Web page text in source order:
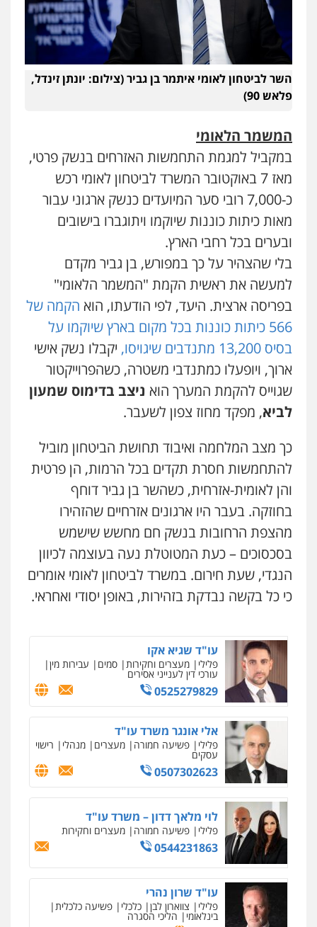
השר לביטחון לאומי איתמר בן גביר (צילום: יונתן זינדל,
פלאש 90)
המשמר הלאומי
במקביל למגמת התחמשות האזרחים בנשק פרטי,
מאז 7 באוקטובר המשרד לביטחון לאומי רכש
כ-7,000 רובי סער המיועדים כנשק ארגוני עבור
מאות כיתות כוננות שיוקמו ויתוגברו בישובים
ובערים בכל רחבי הארץ.
בלי שהצהיר על כך במפורש, בן גביר מקדם
למעשה את ראשית הקמת "המשמר הלאומי"
בפריסה ארצית. היעד, לפי הודעתו, הוא הקמה של
566 כיתות כוננות בכל מקום בארץ שיוקמו על
בסיס 13,200 מתנדבים שיגויסו,
יקבלו נשק אישי
ארוך, ויופעלו כמתנדבי משטרה, כשהפרוייקטור
שגוייס להקמת המערך הוא ניצב בדימוס שמעון
לביא, מפקד מחוז צפון לשעבר.
כך מצב המלחמה ואיבוד תחושת הביטחון מוביל
להתחמשות חסרת תקדים בכל הרמות, הן פרטית
והן לאומית-אזרחית, כשהשר בן גביר דוחף
בחוזקה. בעבר היו ארגונים אזרחיים שהזהירו
מהצפת הרחובות בנשק חם מחשש שישמש
בסכסוכים – כעת המטוטלת נעה בעוצמה לכיוון
הנגדי, שעת חירום. במשרד לביטחון לאומי אומרים
כי כל בקשה נבדקת בזהירות, באופן יסודי ואחראי.
עו"ד רונן בנדל
משפט פלילי פשיעה חמורה פלילי
0524282442
כבריאן, מזר – משרד עורכי דין
מנשה, אלמוג – עורכי דין
פלילי עבירות תנועה צווארון לבן תעבורה
מעצרים וחקירות
0546470989
עו"ד אבי כהן
פלילי פשיעה חמורה קטינים אלימות
סמים עבירות מין
0523647066
ויקי שמואל – משרד עו"ד
פלילי משפט פלילי
0528959600
קורל קרוז – עורך דין פלילי
0545437431
עו"ד עלי סעדי
ליווי וייצוג בחקירות
ומעצרים
0508824984
עו"ד תומר בנישתי
פלילי מעצרים וחקירות צווארון לבן פשיעה
חמורה
עו"ד שגיא אקו
פלילי מעצרים וחקירות סמים עבירות מין
עורכי דין לענייני אסירים
0525279829
אלי אונגר משרד עו"ד
פלילי פשיעה חמורה מעצרים מנהלי רישוי
עסקים
0507302623
לוי מלאך דדון – משרד עו"ד
פלילי פשיעה חמורה מעצרים וחקירות
0544231863
עו"ד שרון נהרי
פלילי צווארון לבן כלכלי פשיעה כלכלית
בינלאומי הליכי הסגרה